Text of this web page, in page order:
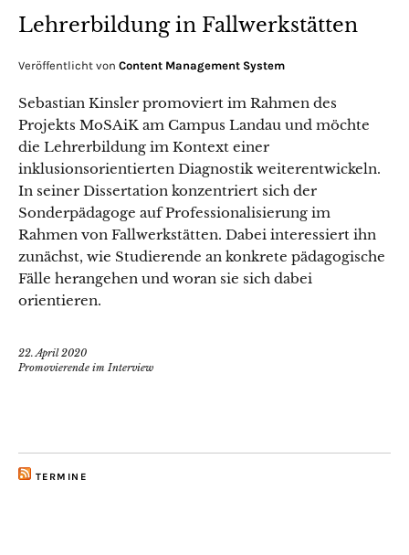
Lehrerbildung in Fallwerkstätten
Veröffentlicht von Content Management System
Sebastian Kinsler promoviert im Rahmen des
Projekts MoSAiK am Campus Landau und möchte
die Lehrerbildung im Kontext einer
inklusionsorientierten Diagnostik weiterentwickeln.
In seiner Dissertation konzentriert sich der
Sonderpädagoge auf Professionalisierung im
Rahmen von Fallwerkstätten. Dabei interessiert ihn
zunächst, wie Studierende an konkrete pädagogische
Fälle herangehen und woran sie sich dabei
orientieren.
22. April 2020
Promovierende im Interview
TERMINE